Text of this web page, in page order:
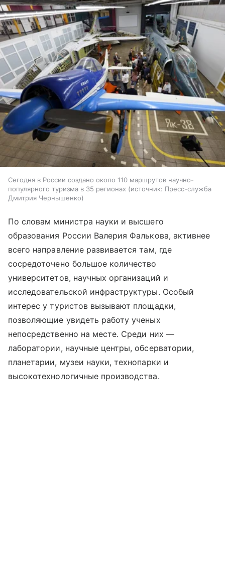
Сегодня в России создано около 110 маршрутов научно-
популярного туризма в 35 регионах
источник: Пресс-служба
Дмитрия Чернышенко
По словам министра науки и высшего
образования России Валерия Фалькова, активнее
всего направление развивается там, где
сосредоточено большое количество
университетов, научных организаций и
исследовательской инфраструктуры. Особый
интерес у туристов вызывают площадки,
позволяющие увидеть работу ученых
непосредственно на месте. Среди них —
лаборатории, научные центры, обсерватории,
планетарии, музеи науки, технопарки и
высокотехнологичные производства.